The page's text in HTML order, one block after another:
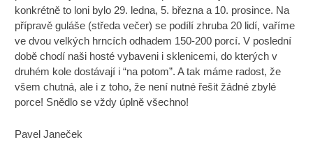
konkrétně to loni bylo 29. ledna, 5. března a 10. prosince. Na
přípravě guláše (středa večer) se podílí zhruba 20 lidí, vaříme
ve dvou velkých hrncích odhadem 150-200 porcí. V poslední
době chodí naši hosté vybaveni i sklenicemi, do kterých v
druhém kole dostávají i “na potom”. A tak máme radost, že
všem chutná, ale i z toho, že není nutné řešit žádné zbylé
porce! Snědlo se vždy úplně všechno!
Pavel Janeček